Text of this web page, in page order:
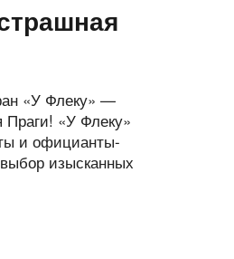
«У Флеку» —
«У Флеку»
и официанты-
изысканных